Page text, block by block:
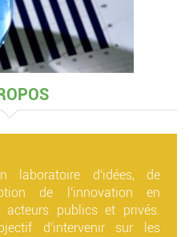
laboratoire d'idées, de
de l'innovation en
publics et privés.
d'intervenir sur les